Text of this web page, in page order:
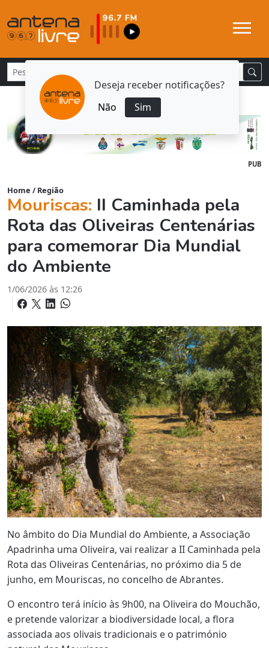
Deseja receber notificações?
Não
Sim
PUB
Home / Região
Mouriscas: II Caminhada pela
Rota das Oliveiras Centenárias
para comemorar Dia Mundial
do Ambiente
1/06/2026 às 12:26
No âmbito do Dia Mundial do Ambiente, a Associação
Apadrinha uma Oliveira, vai realizar a II Caminhada pela
Rota das Oliveiras Centenárias, no próximo dia 5 de
junho, em Mouriscas, no concelho de Abrantes.
O encontro terá início às 9h00, na Oliveira do Mouchão,
e pretende valorizar a biodiversidade local, a flora
associada aos olivais tradicionais e o património